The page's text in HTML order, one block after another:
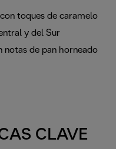
toques de caramelo
y del Sur
notas de pan horneado
CLAVE